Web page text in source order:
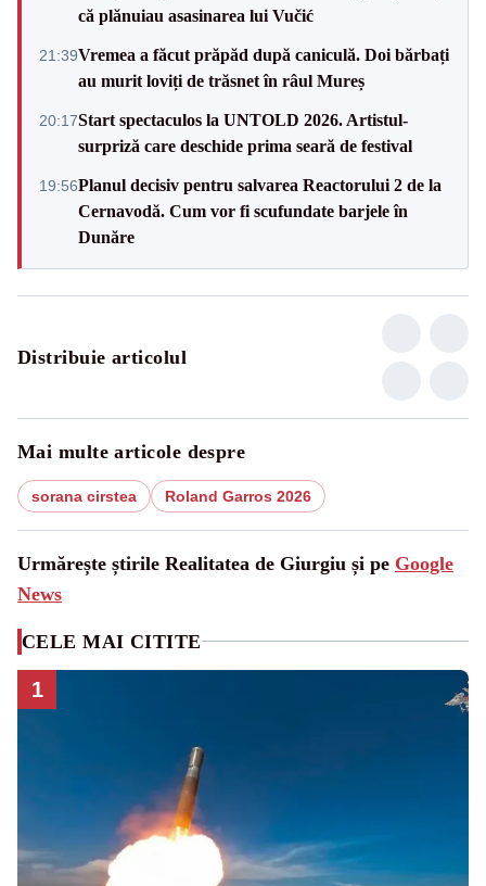
că plănuiau asasinarea lui Vučić
21:39Vremea a făcut prăpăd după caniculă. Doi bărbați
au murit loviți de trăsnet în râul Mureș
20:17Start spectaculos la UNTOLD 2026. Artistul-
surpriză care deschide prima seară de festival
19:56Planul decisiv pentru salvarea Reactorului 2 de la
Cernavodă. Cum vor fi scufundate barjele în
Dunăre
Distribuie articolul
Mai multe articole despre
sorana cirstea Roland Garros 2026
Urmărește știrile Realitatea de Giurgiu și pe Google
News
CELE MAI CITITE
1